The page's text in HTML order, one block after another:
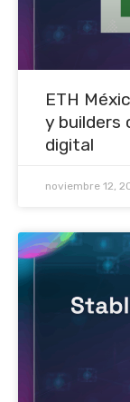
ETH
y builders
digital
noviembre 12,